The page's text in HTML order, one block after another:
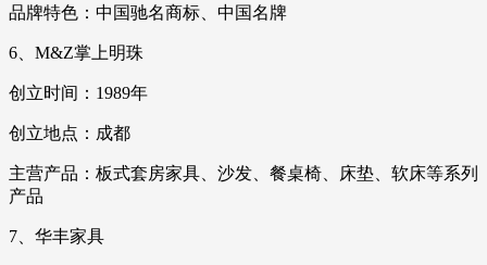
品牌特色：中国驰名商标、中国名牌
6、M&Z掌上明珠
创立时间：1989年
创立地点：成都
主营产品：板式套房家具、沙发、餐桌椅、床垫、软床等系列
产品
7、华丰家具